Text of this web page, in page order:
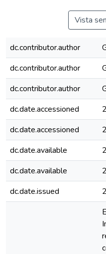
Vista
dc.contributor.author
dc.contributor.author
dc.contributor.author
dc.date.accessioned
dc.date.accessioned
dc.date.available
dc.date.available
dc.date.issued